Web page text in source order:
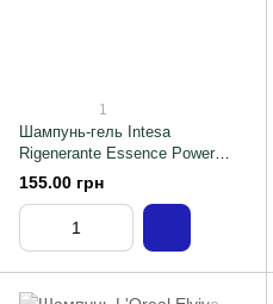
1
Шампунь-гель Intesa
Rigenerante Essence Power
250мл
155.00 грн